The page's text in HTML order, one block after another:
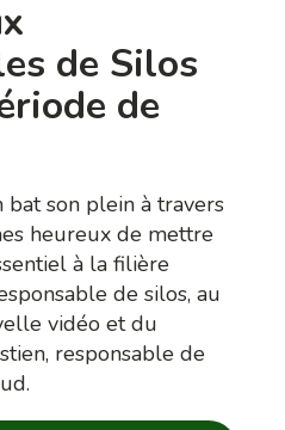
de Silos
de
son plein à travers
heureux de mettre
à la filière
de silos, au
vidéo et du
responsable de